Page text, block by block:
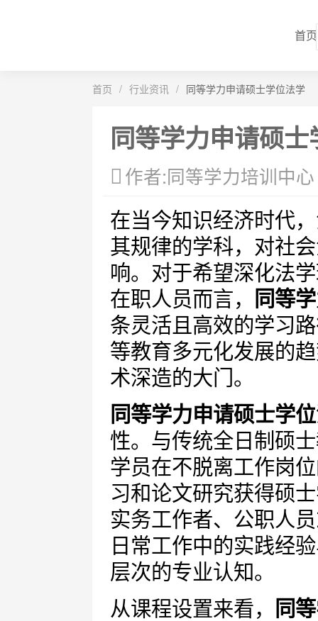
首页
首页 / 行业资讯 / 同等学力申请硕士学位法学
同等学力申请硕
作者:同等学力培训中心
在当今知识经济时代
其规律的学科，对社
响。对于希望深化法
在职人员而言，
同等
条灵活且高效的学习
等教育多元化发展的
术深造的大门。
同等学力申请硕士学
性。与传统全日制硕
学员在不脱离工作岗
习和论文研究获得硕
实务工作者、公职人
日常工作中的实践经
层次的专业认知。
从课程设置来看，
同